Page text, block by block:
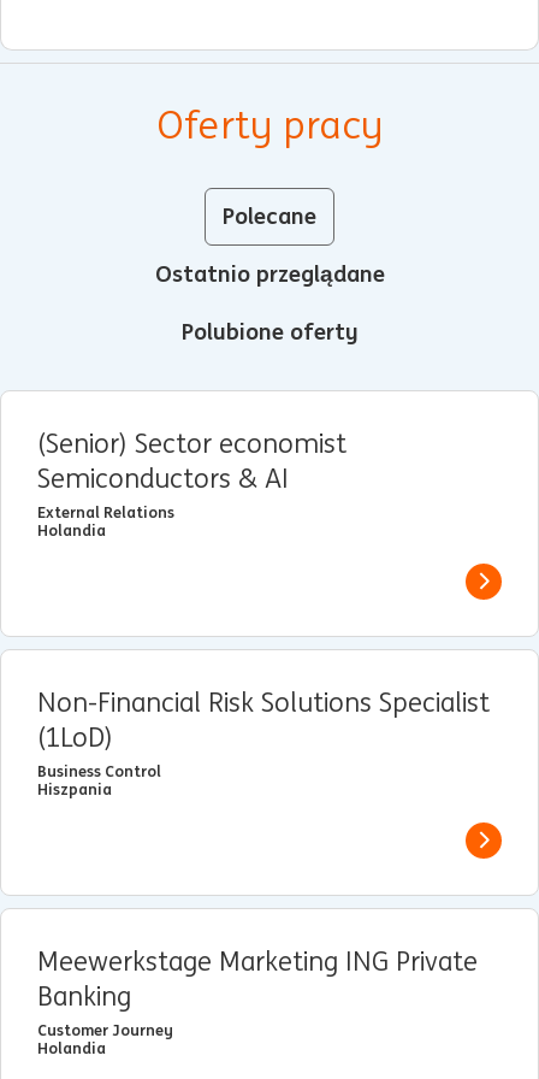
Oferty pracy
Polecane
Ostatnio przeglądane
Polubione oferty
(Senior) Sector economist
Semiconductors & AI
External Relations
Holandia
View
Non-Financial Risk Solutions Specialist
(1LoD)
Business Control
Hiszpania
View
Meewerkstage Marketing ING Private
Banking
Customer Journey
Holandia